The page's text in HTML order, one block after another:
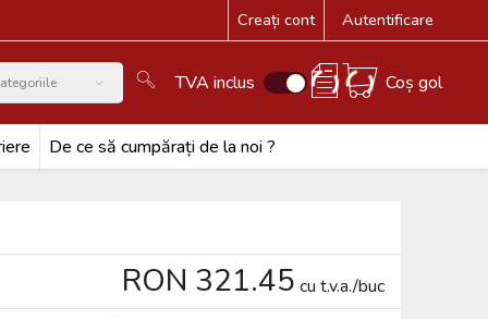
Creați cont Autentificare
TVA inclus Coș gol
De ce să cumpărați de la noi ?
RON 321.45 cu t.v.a./buc